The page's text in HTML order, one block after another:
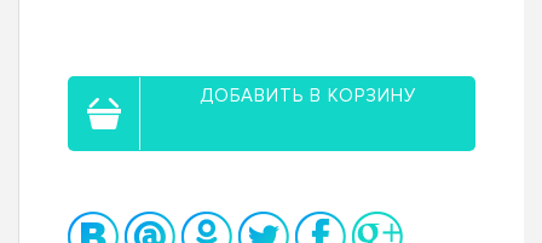
ДОБАВИТЬ В КОРЗИНУ